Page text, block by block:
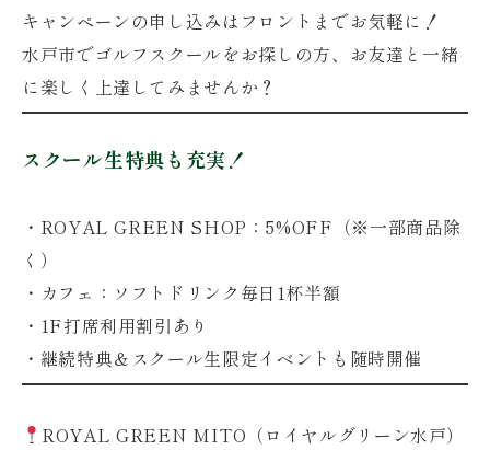
キャンペーンの申し込みはフロントまでお気軽に！
水戸市でゴルフスクールをお探しの方、お友達と一緒
に楽しく上達してみませんか？
スクール生特典も充実！
・ROYAL GREEN SHOP：5%OFF（※一部商品除
く）
・カフェ：ソフトドリンク毎日1杯半額
・1F打席利用割引あり
・継続特典＆スクール生限定イベントも随時開催
ROYAL GREEN MITO（ロイヤルグリーン水戸）